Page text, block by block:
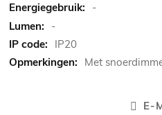
-
-
IP20
Met
E-